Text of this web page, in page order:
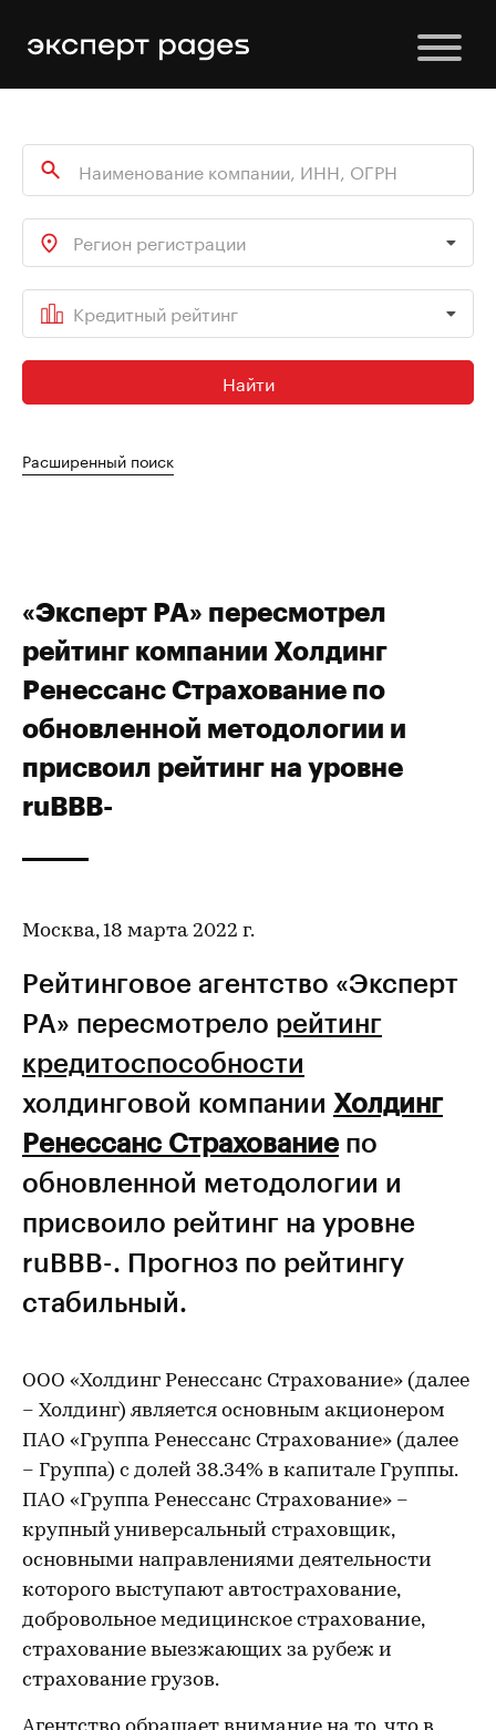
Регион регистрации
Кредитный рейтинг
Найти
Расширенный поиск
«Эксперт РА» пересмотрел
рейтинг компании Холдинг
Ренессанс Страхование по
обновленной методологии и
присвоил рейтинг на уровне
ruBBB-
Москва, 18 марта 2022 г.
Рейтинговое агентство «Эксперт
РА» пересмотрело рейтинг
кредитоспособности
холдинговой компании Холдинг
Ренессанс Страхование по
обновленной методологии и
присвоило рейтинг на уровне
ruBBB-. Прогноз по рейтингу
стабильный.
ООО «Холдинг Ренессанс Страхование» (далее
– Холдинг) является основным акционером
ПАО «Группа Ренессанс Страхование» (далее
– Группа) с долей 38.34% в капитале Группы.
ПАО «Группа Ренессанс Страхование» –
крупный универсальный страховщик,
основными направлениями деятельности
которого выступают автострахование,
добровольное медицинское страхование,
страхование выезжающих за рубеж и
страхование грузов.